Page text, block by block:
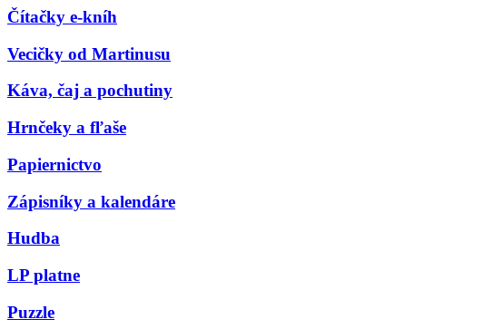
Čítačky e-kníh
Vecičky od Martinusu
Káva, čaj a pochutiny
Hrnčeky a fľaše
Papiernictvo
Zápisníky a kalendáre
Hudba
LP platne
Puzzle